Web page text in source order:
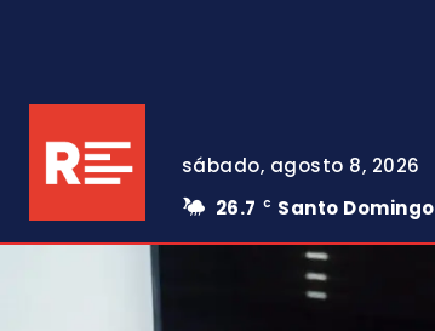
sábado, agosto 8, 2026
26.7
C Santo Domingo